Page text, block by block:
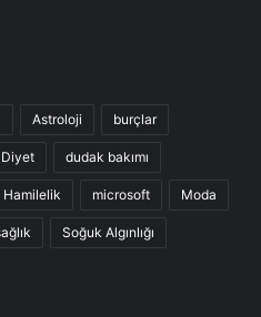
Astroloji burçlar
Diyet dudak bakımı
Hamilelik microsoft Moda
Soğuk Algınlığı